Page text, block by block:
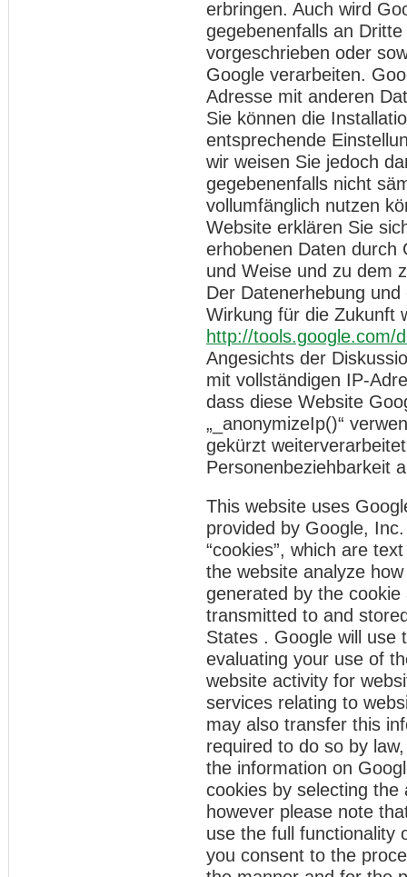
erbringen. Auch wird
gegebenenfalls an
vorgeschrieben oder
Google verarbeiten.
Adresse mit anderen
Sie können die
entsprechende
wir weisen Sie jedoch
gegebenenfalls nicht
vollumfänglich nutzen
Website erklären Sie
erhobenen Daten durch
und Weise und zu dem
Der Datenerhebung
Wirkung für die Zukunft
http://tools.google.com/
Angesichts der
mit vollständigen IP-
dass diese Website
„_anonymizeIp()“
gekürzt
Personenbeziehbarkeit
This website uses
provided by Google,
“cookies”, which are
the website analyze
generated by the
transmitted to and
States . Google will use
evaluating your use of
website activity for
services relating to
may also transfer this
required to do so by
the information on
cookies by selecting
however please note
use the full functionality
you consent to the